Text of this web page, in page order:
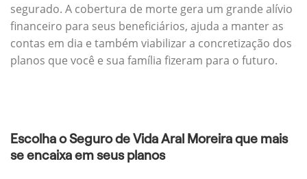
segurado. A cobertura de morte gera um grande alívio
financeiro para seus beneficiários, ajuda a manter as
contas em dia e também viabilizar a concretização dos
planos que você e sua família fizeram para o futuro.
Escolha o Seguro de Vida Aral Moreira que mais
se encaixa em seus planos